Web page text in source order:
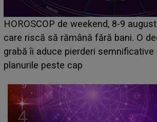
Emanuel a ținut ACEST DETALIU
acum! În fața Alexandrei,
face o MĂRTURISIRE
sa: "I-am spus și ei în față, eu nu te